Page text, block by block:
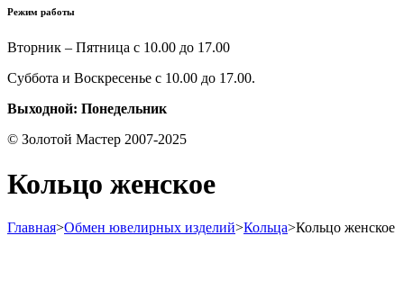
Режим работы
Вторник – Пятница с 10.00 до 17.00
Суббота и Воскресенье с 10.00 до 17.00.
Выходной: Понедельник
© Золотой Мастер 2007-2025
Кольцо женское
Главная>Обмен ювелирных изделий>Кольца>Кольцо женское